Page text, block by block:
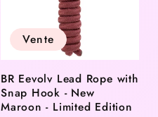
Vente
BR Eevolv Lead Rope with
Snap Hook - New
Maroon - Limited Edition